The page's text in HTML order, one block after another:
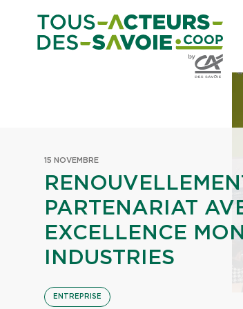
15 NOVEMBRE
PARTENARIAT
EXCELLENCE
INDUSTRIES
ENTREPRISE